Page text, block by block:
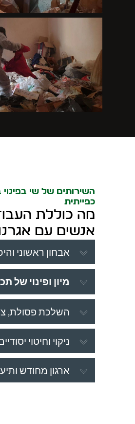
השירותים של שי
כפייתית
מה כוללת
אנשים עם
אבחון ראשוני
מיון ופינוי של
השלכת פסולת,
ניקוי וחיטוי
ארגון מחודש